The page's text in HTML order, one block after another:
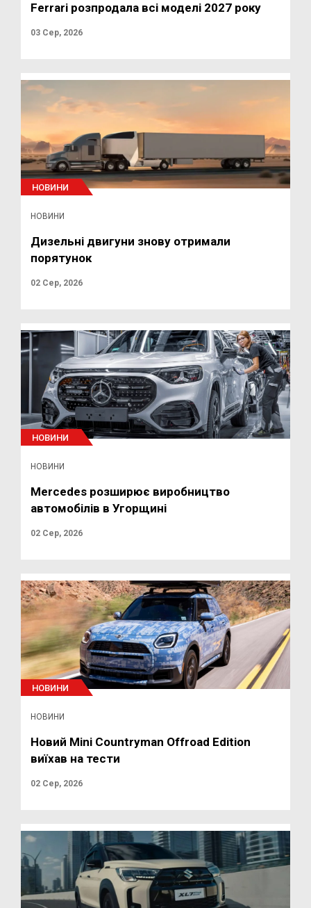
Ferrari розпродала всі моделі 2027 року
03 Сер, 2026
НОВИНИ
НОВИНИ
Дизельні двигуни знову отримали
порятунок
02 Сер, 2026
НОВИНИ
НОВИНИ
Mercedes розширює виробництво
автомобілів в Угорщині
02 Сер, 2026
НОВИНИ
НОВИНИ
Новий Mini Countryman Offroad Edition
виїхав на тести
02 Сер, 2026